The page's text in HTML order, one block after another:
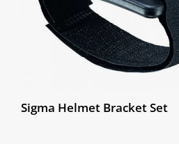
Sigma Helmet Bracket Set